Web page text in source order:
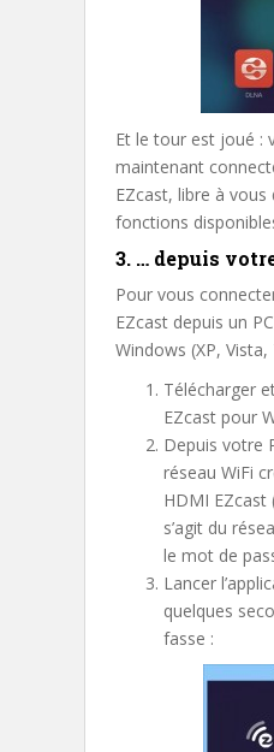
Et le tour est joué :
maintenant
EZcast, libre à
fonctions
3. … depuis
Pour vous
EZcast depuis un
Windows (XP,
Télécharger
EZcast pour
Depuis votre
réseau WiFi
HDMI EZcast
s’agit du
le mot de
Lancer
quelques
fasse :